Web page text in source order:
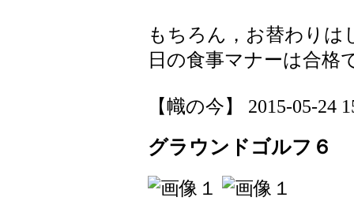
もちろん，お替わりは
日の食事マナーは合格
【幟の今】 2015-05-24
グラウンドゴルフ６